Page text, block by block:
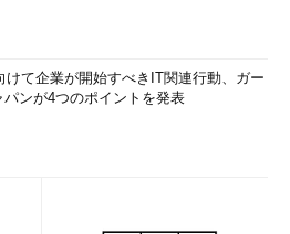
けて企業が開始すべきIT関連行動、ガー
パンが4つのポイントを発表